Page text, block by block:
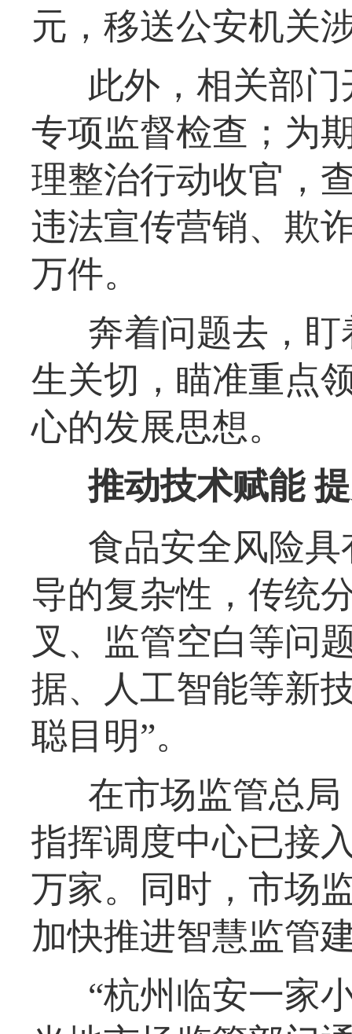
元，移送公安机关
此外，相关部
专项监督检查；为
理整治行动收官，
违法宣传营销、欺
万件。
奔着问题去，
生关切，瞄准重点
心的发展思想。
推动技术赋能
食品安全风险
导的复杂性，传统
叉、监管空白等问
据、人工智能等新
聪目明”。
在市场监管总
指挥调度中心已接
万家。同时，市场
加快推进智慧监管
“杭州临安一家